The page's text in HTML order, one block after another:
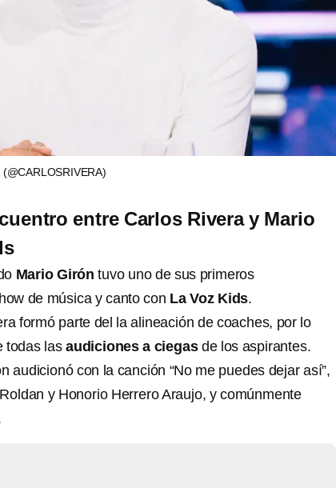
(@CARLOSRIVERA)
entre Carlos Rivera y Mario
Mario Girón tuvo uno de sus primeros
de música y canto con La Voz Kids.
formó parte del la alineación de coaches, por lo
todas las audiciones a ciegas de los aspirantes.
audicionó con la canción “No me puedes dejar así”,
y Honorio Herrero Araujo, y comúnmente